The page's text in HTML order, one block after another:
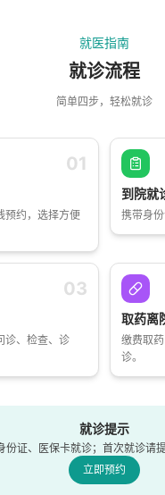
就医指南
就诊流程
简单四步，轻松就诊
01
预约，选择方便
到院就
携带身
03
诊、检查、诊
取药离
缴费取
诊。
就诊提示
份证、医保卡就诊；首次就诊请
立即预约